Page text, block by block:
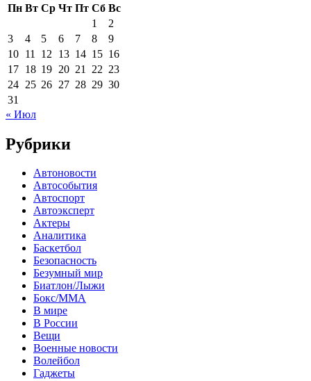
Пн Вт Ср Чт Пт Сб Вс
1
2
3
4 5 6 7 8
9
10 11 12 13 14 15 16
17 18 19 20 21 22 23
24 25 26 27 28 29 30
31
« Июл
Рубрики
Автоновости
Автособытия
Автоспорт
Автоэксперт
Актеры
Аналитика
Баскетбол
Безопасность
Безумный мир
Биатлон/Лыжи
Бокс/MMA
В мире
В России
Вещи
Военные новости
Волейбол
Гаджеты